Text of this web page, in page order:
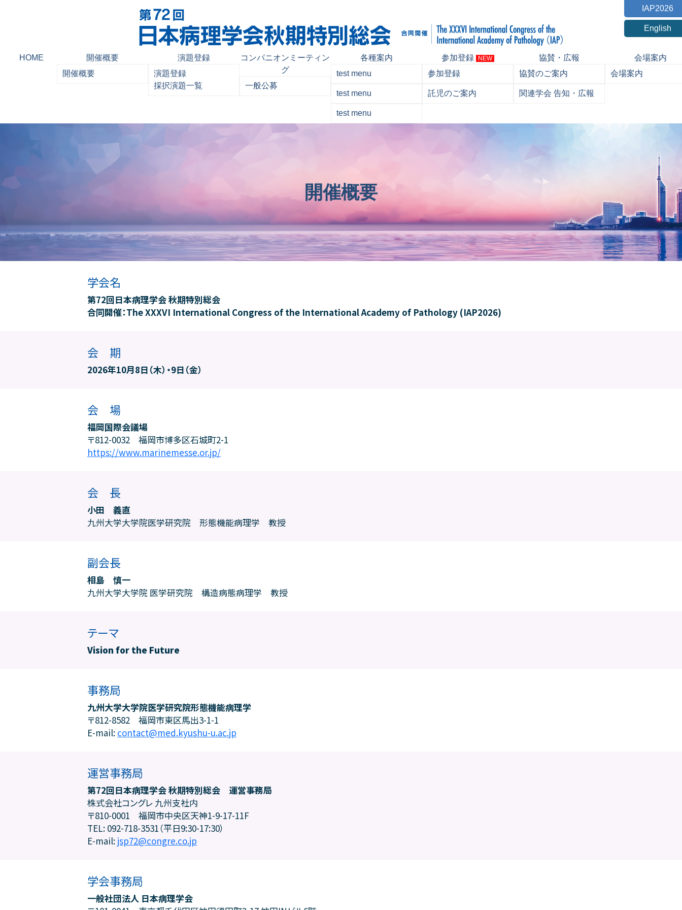
IAP2026
English
HOME
開催概要
開催概要
演題登録
演題登録
採択演題一覧
コンパニオンミーティン
グ
一般公募
各種案内
test menu
test menu
test menu
参加登録 NEW
参加登録
託児のご案内
協賛・広報
協賛のご案内
関連学会 告知・広報
会場案内
会場案内
開催概要
学会名
第72回日本病理学会 秋期特別総会
合同開催：The XXXVI International Congress of the International Academy of Pathology (IAP2026)
会 期
2026年10月8日（木）・9日（金）
会 場
福岡国際会議場
〒812-0032 福岡市博多区石城町2-1
https://www.marinemesse.or.jp/
会 長
小田 義直
九州大学大学院医学研究院 形態機能病理学 教授
副会長
相島 慎一
九州大学大学院 医学研究院 構造病態病理学 教授
テーマ
Vision for the Future
事務局
九州大学大学院医学研究院形態機能病理学
〒812-8582 福岡市東区馬出3-1-1
E-mail: contact@med.kyushu-u.ac.jp
運営事務局
第72回日本病理学会 秋期特別総会 運営事務局
株式会社コングレ 九州支社内
〒810-0001 福岡市中央区天神1-9-17-11F
TEL: 092-718-3531（平日9:30-17:30）
E-mail: jsp72@congre.co.jp
学会事務局
一般社団法人 日本病理学会